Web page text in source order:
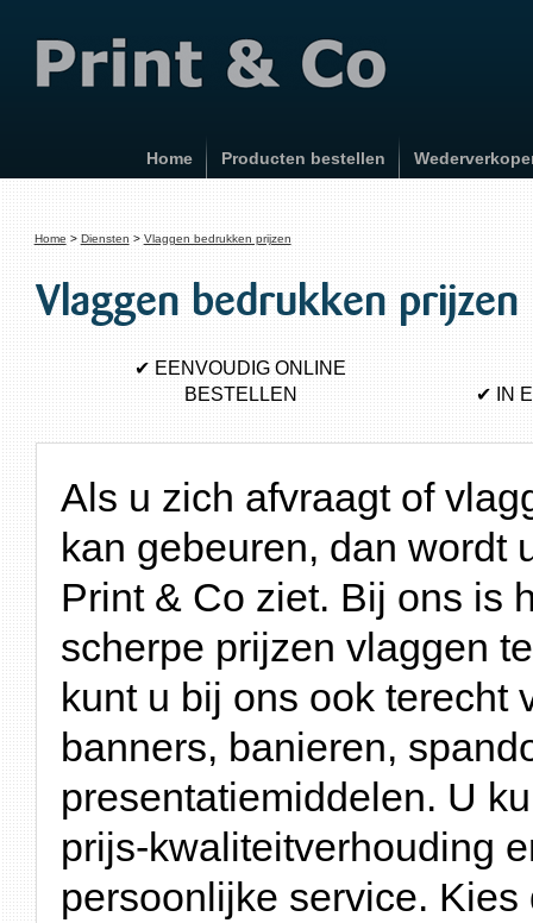
Home Producten bestellen
Home Diensten Vlaggen bedrukken prijzen
Vlaggen bedrukken prijzen
✔EENVOUDIG ONLINE
BESTELLEN
✔IN
Als u zich afvraagt of
kan gebeuren, dan wordt
Print & Co ziet. Bij ons is
scherpe prijzen vlaggen
kunt u bij ons ook terecht
banners, banieren,
presentatiemiddelen. U
prijs-kwaliteitverhouding
persoonlijke service.